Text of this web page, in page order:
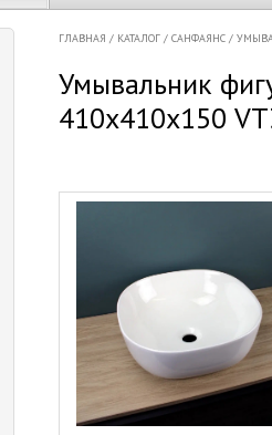
ГЛАВНАЯ / КАТАЛОГ / САНФАЯНС /
Умывальник
410х410х150